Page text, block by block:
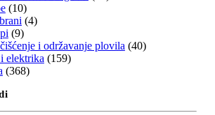
(10)
(4)
(9)
i održavanje plovila (40)
elektrika (159)
(368)